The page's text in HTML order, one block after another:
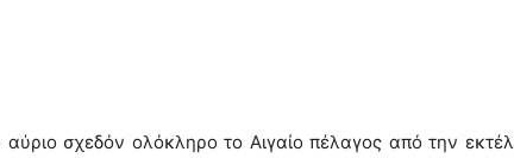
αύριο σχεδόν ολόκληρο το Αιγαίο πέλαγος από την